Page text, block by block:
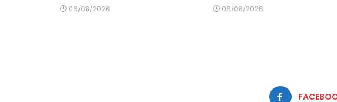
06/08/2026 06/08/2026